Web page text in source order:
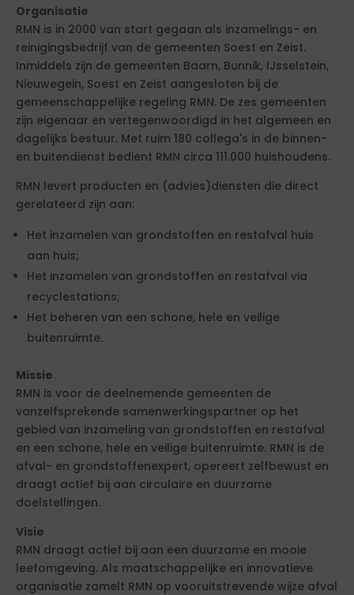
Organisatie
RMN is in 2000 van start gegaan als inzamelings- en
reinigingsbedrijf van de gemeenten Soest en Zeist.
Inmiddels zijn de gemeenten Baarn, Bunnik, IJsselstein,
Nieuwegein, Soest en Zeist aangesloten bij de
gemeenschappelijke regeling RMN. De zes gemeenten
zijn eigenaar en vertegenwoordigd in het algemeen en
dagelijks bestuur. Met ruim 180 collega's in de binnen-
en buitendienst bedient RMN circa 111.000 huishoudens.
RMN levert producten en (advies)diensten die direct
gerelateerd zijn aan:
Het inzamelen van grondstoffen en restafval huis
aan huis;
Het inzamelen van grondstoffen en restafval via
recyclestations;
Het beheren van een schone, hele en veilige
buitenruimte.
Missie
RMN is voor de deelnemende gemeenten de
vanzelfsprekende samenwerkingspartner op het
gebied van inzameling van grondstoffen en restafval
en een schone, hele en veilige buitenruimte. RMN is de
afval- en grondstoffenexpert, opereert zelfbewust en
draagt actief bij aan circulaire en duurzame
doelstellingen.
Visie
RMN draagt actief bij aan een duurzame en mooie
leefomgeving. Als maatschappelijke en innovatieve
organisatie zamelt RMN op vooruitstrevende wijze afval